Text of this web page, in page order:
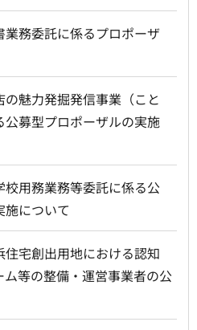
業務委託に係るプロポーザ
の魅力発掘発信事業（こと
募型プロポーザルの実施
校用務業務等委託に係る公
について
住宅創出用地における認知
等の整備・運営事業者の公